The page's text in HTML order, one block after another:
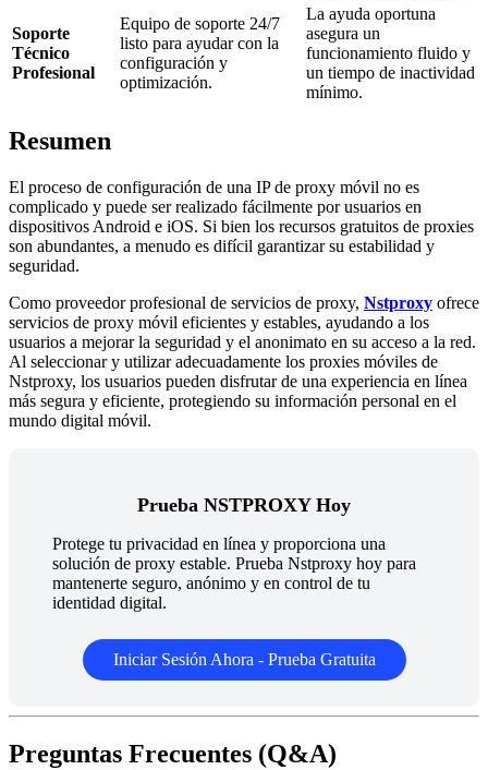
Soporte
Técnico
Profesional
Equipo de soporte 24/7
listo para ayudar con la
configuración y
optimización.
La ayuda oportuna
asegura un
funcionamiento fluido y
un tiempo de inactividad
mínimo.
Resumen
El proceso de configuración de una IP de proxy móvil no es
complicado y puede ser realizado fácilmente por usuarios en
dispositivos Android e iOS. Si bien los recursos gratuitos de proxies
son abundantes, a menudo es difícil garantizar su estabilidad y
seguridad.
Como proveedor profesional de servicios de proxy, Nstproxy ofrece
servicios de proxy móvil eficientes y estables, ayudando a los
usuarios a mejorar la seguridad y el anonimato en su acceso a la red.
Al seleccionar y utilizar adecuadamente los proxies móviles de
Nstproxy, los usuarios pueden disfrutar de una experiencia en línea
más segura y eficiente, protegiendo su información personal en el
mundo digital móvil.
Prueba NSTPROXY Hoy
Protege tu privacidad en línea y proporciona una
solución de proxy estable. Prueba Nstproxy hoy para
mantenerte seguro, anónimo y en control de tu
identidad digital.
Iniciar Sesión Ahora - Prueba Gratuita
Preguntas Frecuentes (Q&A)